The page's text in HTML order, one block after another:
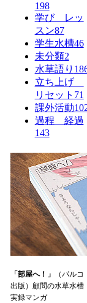
198
学び レッ
スン87
学生水槽46
未分類2
水草語り
立ち上げ
リセット 71
課外活動
過程 経過
143
「部屋へ！」
（パルコ
出版）顧問の水草水槽
実録マンガ